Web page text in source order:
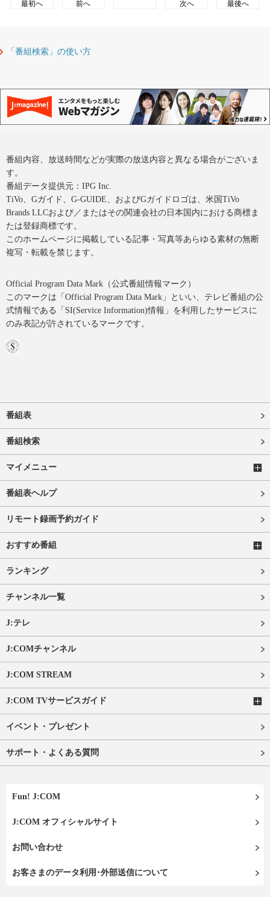
最初へ 前へ 次へ 最後へ
「番組検索」の使い方
番組内容、放送時間などが実際の放送内容と異なる場合がございま
す。
番組データ提供元：IPG Inc.
TiVo、Gガイド、G-GUIDE、およびGガイドロゴは、米国TiVo
Brands LLCおよび／またはその関連会社の日本国内における商標ま
たは登録商標です。
このホームページに掲載している記事・写真等あらゆる素材の無断
複写・転載を禁じます。
Official Program Data Mark（公式番組情報マーク）
このマークは「Official Program Data Mark」といい、テレビ番組の公
式情報である「SI(Service Information)情報」を利用したサービスに
のみ表記が許されているマークです。
番組表
番組検索
マイメニュー
番組表ヘルプ
リモート録画予約ガイド
おすすめ番組
ランキング
チャンネル一覧
J:テレ
J:COMチャンネル
J:COM STREAM
J:COM TVサービスガイド
イベント・プレゼント
サポート・よくある質問
Fun! J:COM
J:COM オフィシャルサイト
お問い合わせ
お客さまのデータ利用･外部送信について